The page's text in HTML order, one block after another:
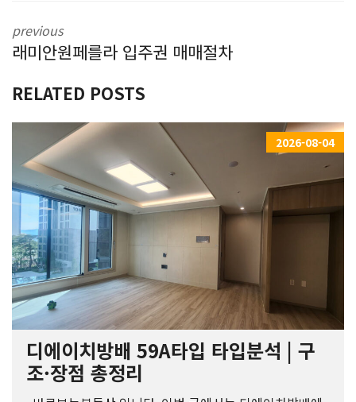
previous
래미안원페를라 입주권 매매절차
RELATED POSTS
2026-08-04
디에이치방배 59A타입 타입분석 | 구
조·장점 총정리